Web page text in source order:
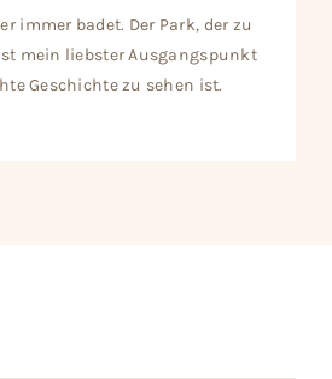
immer badet. Der Park, der zu
mein liebster Ausgangspunkt
Geschichte zu sehen ist.